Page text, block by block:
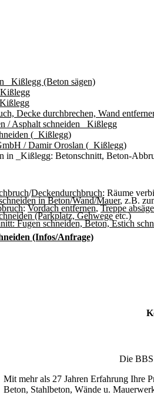
/Deckendurchbruch: Räume
in Beton/Wand/Mauer, z.B.
:Vordach entfernen,Treppe
(Parkplatz, Gehwegeetc.)
Fugen schneiden, Beton, Estich
(Infos/Anfrage)
Die
Mit mehr als 27 Jahren Erfahrung Ihre
Beton, Stahlbeton, Wände u.